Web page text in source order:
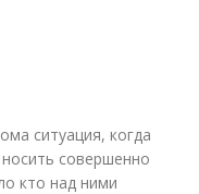
ситуация, когда
совершенно
кто над ними